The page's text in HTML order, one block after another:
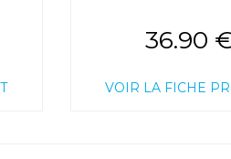
36.90
VOIR LA FICHE